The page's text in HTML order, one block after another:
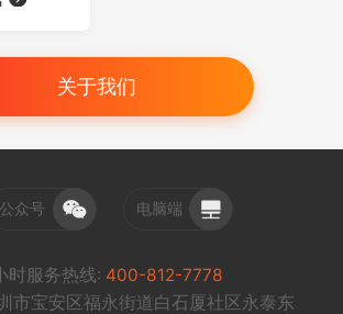
关于我们
公众号 电脑端
时服务热线: 400-812-7778
市宝安区福永街道白石厦社区永泰东